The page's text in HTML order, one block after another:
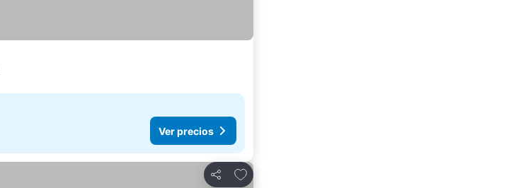
Ver precios
Compartir
Añadir a favoritos